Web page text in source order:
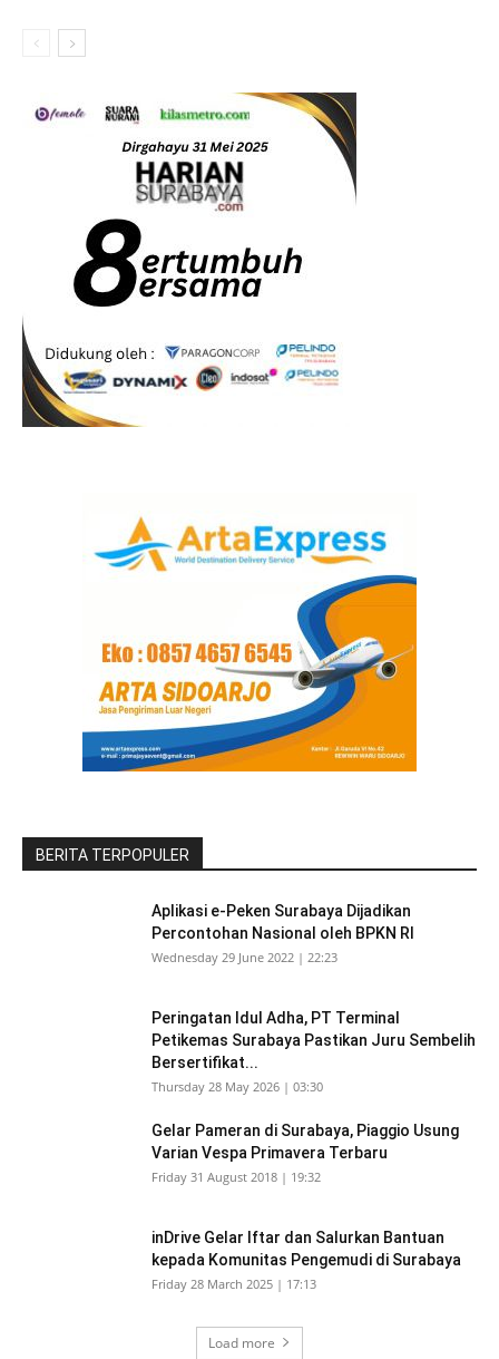
BERITA TERPOPULER
Aplikasi e-Peken Surabaya Dijadikan
Percontohan Nasional oleh BPKN RI
Wednesday 29 June 2022 | 22:23
Peringatan Idul Adha, PT Terminal
Petikemas Surabaya Pastikan Juru Sembelih
Bersertifikat...
Thursday 28 May 2026 | 03:30
Gelar Pameran di Surabaya, Piaggio Usung
Varian Vespa Primavera Terbaru
Friday 31 August 2018 | 19:32
inDrive Gelar Iftar dan Salurkan Bantuan
kepada Komunitas Pengemudi di Surabaya
Friday 28 March 2025 | 17:13
Load more